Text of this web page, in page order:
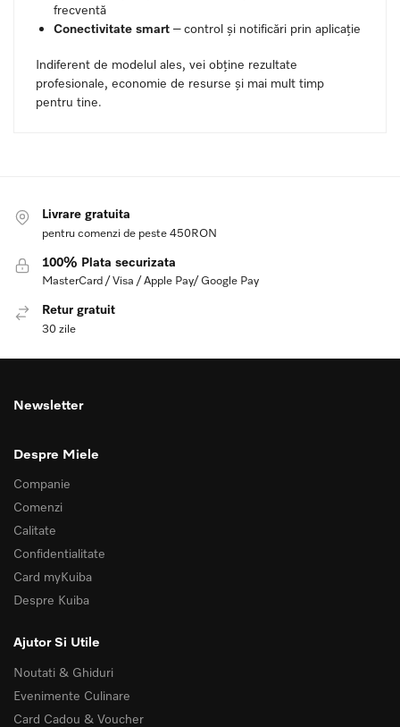
frecventă
Conectivitate smart – control și notificări prin aplicație
Indiferent de modelul ales, vei obține rezultate
profesionale, economie de resurse și mai mult timp
pentru tine.
Livrare gratuita
pentru comenzi de peste 450RON
100% Plata securizata
MasterCard / Visa / Apple Pay/ Google Pay
Retur gratuit
30 zile
Newsletter
Despre Miele
Companie
Comenzi
Calitate
Confidentialitate
Card myKuiba
Despre Kuiba
Ajutor Si Utile
Noutati & Ghiduri
Evenimente Culinare
Card Cadou & Voucher